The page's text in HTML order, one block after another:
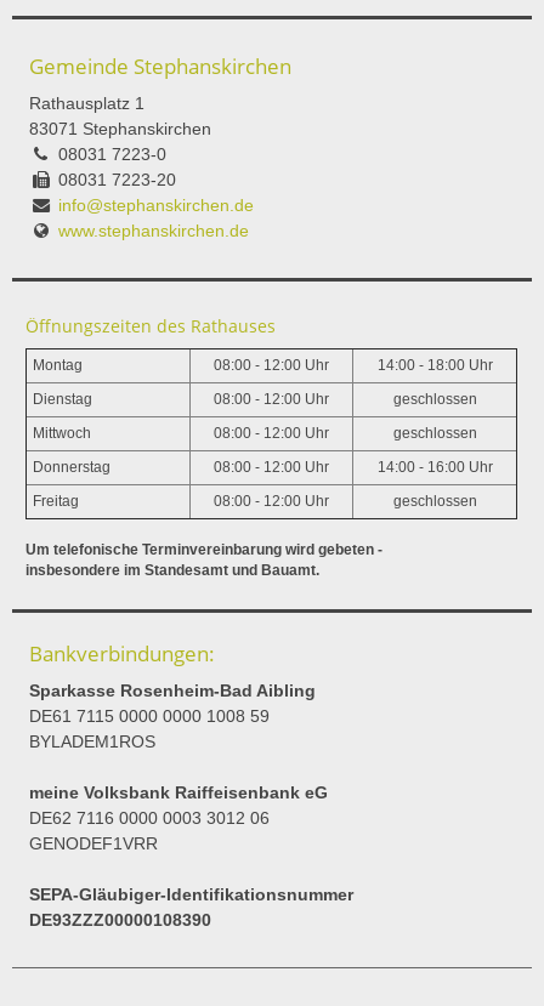
Gemeinde Stephanskirchen
Rathausplatz 1
83071 Stephanskirchen
08031 7223-0
08031 7223-20
info@stephanskirchen.de
www.stephanskirchen.de
Öffnungszeiten des Rathauses
Montag 08:00 - 12:00 Uhr 14:00 - 18:00 Uhr
Dienstag 08:00 - 12:00 Uhr geschlossen
Mittwoch 08:00 - 12:00 Uhr geschlossen
Donnerstag 08:00 - 12:00 Uhr 14:00 - 16:00 Uhr
Freitag 08:00 - 12:00 Uhr geschlossen
Um telefonische Terminvereinbarung wird gebeten -
insbesondere im Standesamt und Bauamt.
Bankverbindungen:
Sparkasse Rosenheim-Bad Aibling
DE61 7115 0000 0000 1008 59
BYLADEM1ROS
meine Volksbank Raiffeisenbank eG
DE62 7116 0000 0003 3012 06
GENODEF1VRR
SEPA-Gläubiger-Identifikationsnummer
DE93ZZZ00000108390